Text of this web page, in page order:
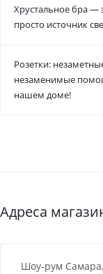
Хрустальное бра —
просто источник
Розетки:
незаменимые
нашем доме!
Адреса
Шоу-рум